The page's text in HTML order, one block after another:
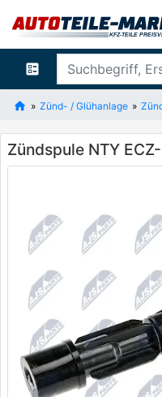
ballot
Zünd- / Glühanlage
Zündspule NTY